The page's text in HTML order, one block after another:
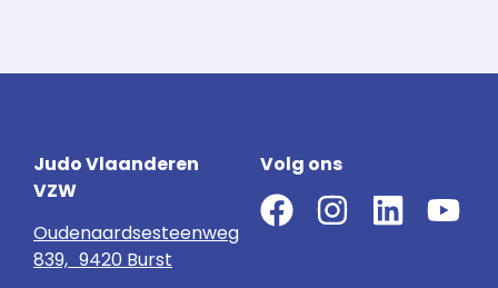
Judo Vlaanderen
VZW
Oudenaardsesteenweg
839, 9420 Burst
Volg ons